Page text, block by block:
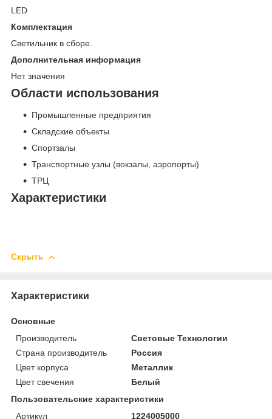
LED
Комплектация
Светильник в сборе.
Дополнительная информация
Нет значения
Области использования
Промышленные предприятия
Складские объекты
Спортзалы
Транспортные узлы (вокзалы, аэропорты)
ТРЦ
Характеристики
Скрыть
Характеристики
Основные
Производитель
Световые Технологии
Страна производитель
Россия
Цвет корпуса
Металлик
Цвет свечения
Белый
Пользовательские характеристики
Артикул
1224005000